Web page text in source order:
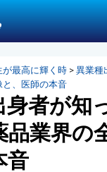
が最高に輝く時> 異業種
と、医師の本音
者が知
業界の
音